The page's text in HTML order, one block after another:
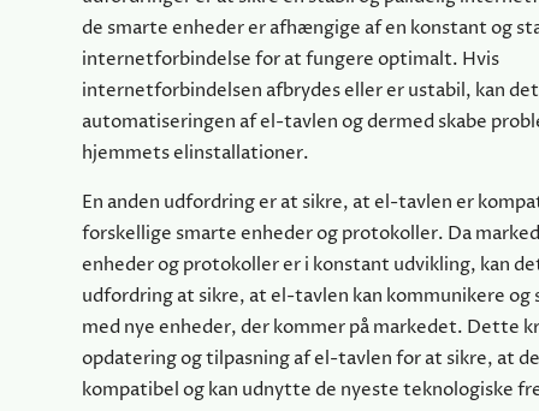
de smarte enheder er afhængige af en konstant og
internetforbindelse for at fungere optimalt. Hvis
internetforbindelsen afbrydes eller er ustabil, kan
automatiseringen af el-tavlen og dermed skabe
hjemmets elinstallationer.
En anden udfordring er at sikre, at el-tavlen er
forskellige smarte enheder og protokoller. Da
enheder og protokoller er i konstant udvikling, kan
udfordring at sikre, at el-tavlen kan kommunikere og
med nye enheder, der kommer på markedet. Dette
opdatering og tilpasning af el-tavlen for at sikre, at
kompatibel og kan udnytte de nyeste teknologiske